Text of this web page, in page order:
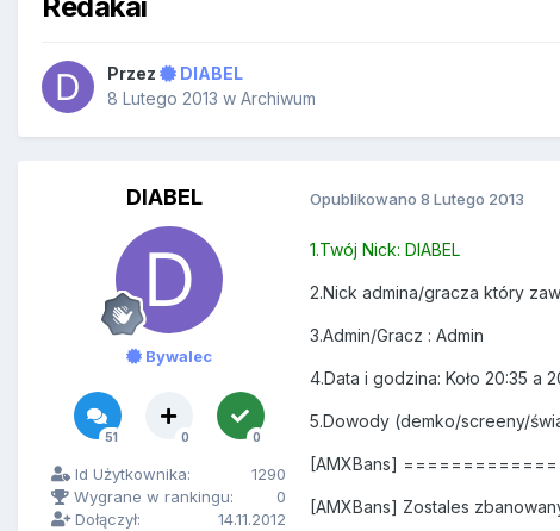
Przez
DIABEL
8 Lutego 2013 w Archiwum
DIABEL
Bywalec
51 0 0
Id Użytkownika:
1290
Wygrane w rankingu:
0
Dołączył:
14.11.2012
Opublikowano 8 Lutego 2013
1.Twój Nick: DIABEL
2.Nick admina/gracza który
3.Admin/Gracz : Admin
4.Data i godzina: Koło 20:35 a
5.Dowody (demko/screeny/
[AMXBans]
[AMXBans] Zostales